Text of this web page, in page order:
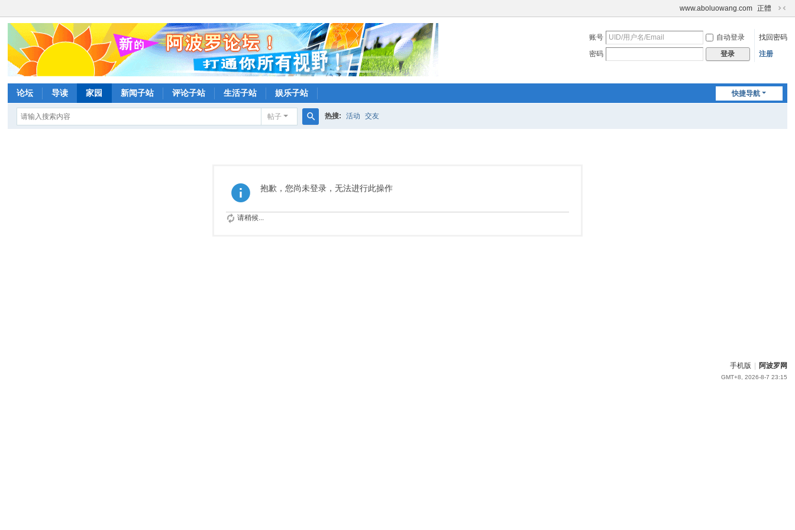
www.aboluowang.com 正體
切
到
账号 自动登录
找回密码
密码
登录 注册
快捷导航
论坛 导读 家园 新闻子站 评论子站 生活子站 娱乐子站
帖子 热搜: 活动 交友
抱歉，您尚未登录，无法进行此操作
请稍候...
手机版 阿波罗网
GMT+8, 2026-8-7 23:15